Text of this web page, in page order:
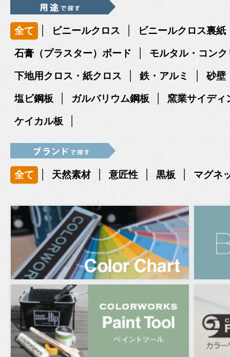
全て | ビニールクロス | ビニールクロス裏紙
石膏（プラスター）ボード | モルタル・コンク
下地用クロス・紙クロス | 鉄・アルミ | 砂壁
塩ビ鋼板 | ガルバリウム鋼板 | 窯業サイディ
ケイカル板 |
全て | 天然素材 | 意匠性 | 黒板 | マグネ